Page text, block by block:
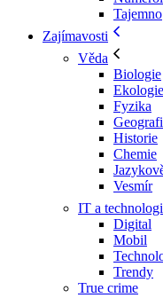
Tajemno
Zajímavosti
Věda
Biologie
Ekologie
Fyzika
Historie
Chemie
Vesmír
IT a
Digital
Mobil
Trendy
True crime